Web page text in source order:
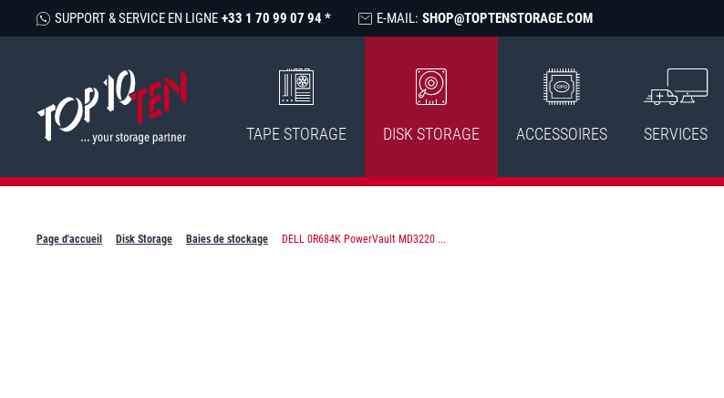
SUPPORT & SERVICE EN LIGNE +33 1 70 99 07 94 * E-MAIL: SHOP@TOPTENSTORAGE.COM
TAPE STORAGE DISK STORAGE ACCESSOIRES SERVICES
Page d'accueil Disk Storage Baies de stockage DELL 0R684K PowerVault MD3220 ...